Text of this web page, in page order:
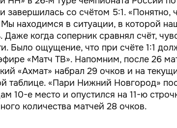
завершилась со счётом 5:1. «Понятно,
находимся в ситуации, в которой
Даже когда соперник сравнял счёт,
Было ощущение, что при счёте 1:1
«Матч ТВ». Напомним, после 26
«Ахмат» набрал 29 очков и на
таблице. «Пари Нижний Новгород»
10-е место и опустился на 11-ю
количества матчей 28 очков.